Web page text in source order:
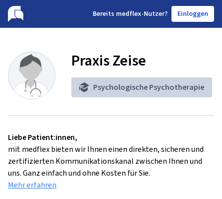
Bereits medflex-Nutzer? Einloggen
Praxis Zeise
Psychologische Psychotherapie
Liebe Patient:innen,
mit medflex bieten wir Ihnen einen direkten, sicheren und
zertifizierten Kommunikationskanal zwischen Ihnen und
uns. Ganz einfach und ohne Kosten für Sie.
Mehr erfahren